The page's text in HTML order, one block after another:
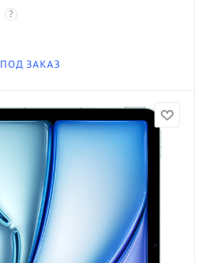
?
ПОД ЗАКАЗ